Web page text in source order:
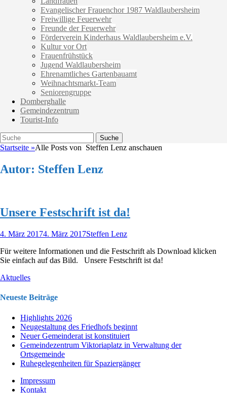
Evangelischer Frauenchor 1987 Waldlaubersheim
Freiwillige Feuerwehr
Freunde der Feuerwehr
Förderverein Kinderhaus Waldlaubersheim e.V.
Kultur vor Ort
Frauenfrühstück
Jugend Waldlaubersheim
Ehrenamtliches Gartenbauamt
Weihnachtsmarkt-Team
Seniorengruppe
Domberghalle
Gemeindezentrum
Tourist-Info
Suche
Suche
nach:
Startseite »Alle Posts von Steffen Lenz anschauen
Autor: Steffen Lenz
Unsere Festschrift ist da!
Veröffentlicht
4. März 20174. März 2017Autor
Steffen Lenz
Für weitere Informationen und die Festschrift als Download klicken
Sie einfach auf das Bild. Unsere Festschrift ist da!
Kategorien
Aktuelles
Neueste Beiträge
Highlights 2026
Neugestaltung des Friedhofs beginnt
Neuer Gemeinderat ist konstituiert
Gemeindezentrum Viktoriaplatz in Verwaltung der
Ortsgemeinde
Ruhegelegenheiten für Spaziergänger
Impressum
Kontakt